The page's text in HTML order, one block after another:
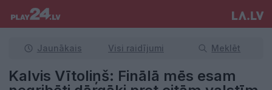
Jaunākais Visi raidījumi Meklēt
Kalvis Vītoliņš: Finālā mēs esam